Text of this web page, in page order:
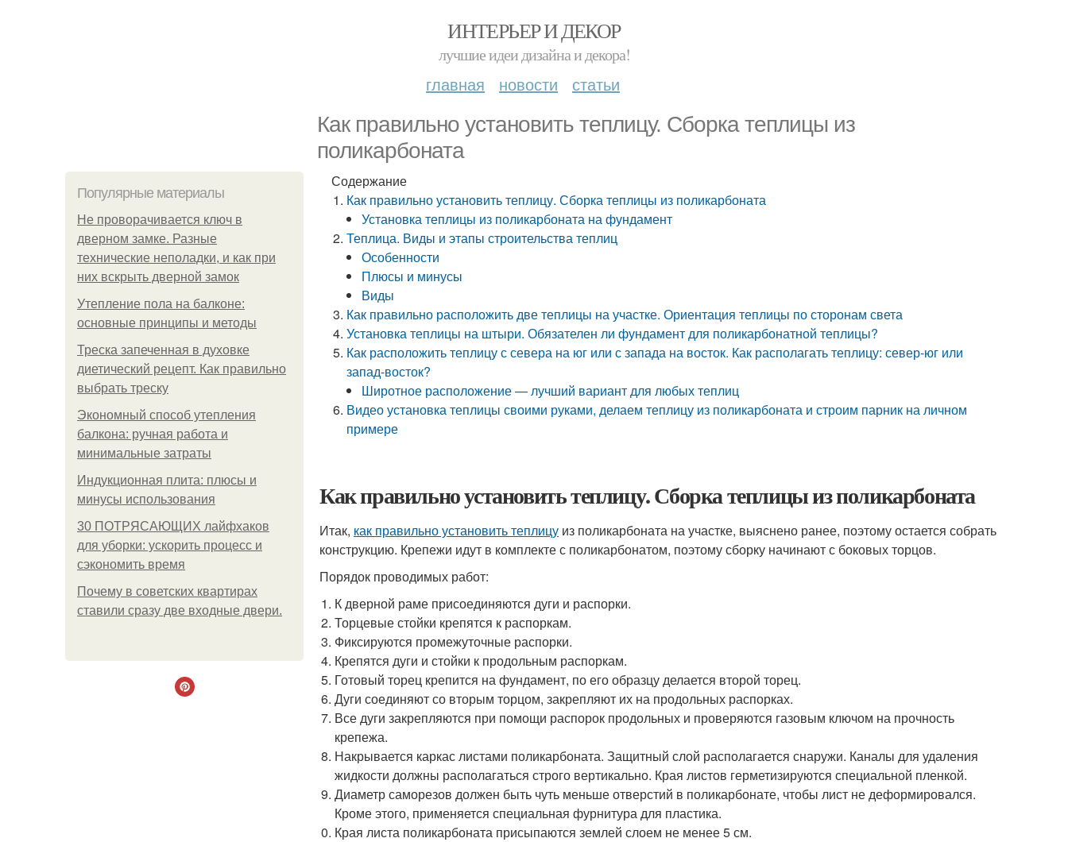
ИНТЕРЬЕР И ДЕКОР
лучшие идеи дизайна и декора!
главная новости статьи
Как правильно установить теплицу. Сборка теплицы из
поликарбоната
Популярные материалы
Не проворачивается ключ в
дверном замке. Разные
технические неполадки, и как при
них вскрыть дверной замок
Утепление пола на балконе:
основные принципы и методы
Треска запеченная в духовке
диетический рецепт. Как правильно
выбрать треску
Экономный способ утепления
балкона: ручная работа и
минимальные затраты
Индукционная плита: плюсы и
минусы использования
30 ПОТРЯСАЮЩИХ лайфхаков
для уборки: ускорить процесс и
сэкономить время
Почему в советских квартирах
ставили сразу две входные двери.
Содержание
Как правильно установить теплицу. Сборка теплицы из поликарбоната
Установка теплицы из поликарбоната на фундамент
Теплица. Виды и этапы строительства теплиц
Особенности
Плюсы и минусы
Виды
Как правильно расположить две теплицы на участке. Ориентация теплицы по сторонам света
Установка теплицы на штыри. Обязателен ли фундамент для поликарбонатной теплицы?
Как расположить теплицу с севера на юг или с запада на восток. Как располагать теплицу: север-юг или
запад-восток?
Широтное расположение — лучший вариант для любых теплиц
Видео установка теплицы своими руками, делаем теплицу из поликарбоната и строим парник на личном
примере
Как правильно установить теплицу. Сборка теплицы из поликарбоната
Итак, как правильно установить теплицу из поликарбоната на участке, выяснено ранее, поэтому остается собрать
конструкцию. Крепежи идут в комплекте с поликарбонатом, поэтому сборку начинают с боковых торцов.
Порядок проводимых работ:
К дверной раме присоединяются дуги и распорки.
Торцевые стойки крепятся к распоркам.
Фиксируются промежуточные распорки.
Крепятся дуги и стойки к продольным распоркам.
Готовый торец крепится на фундамент, по его образцу делается второй торец.
Дуги соединяют со вторым торцом, закрепляют их на продольных распорках.
Все дуги закрепляются при помощи распорок продольных и проверяются газовым ключом на прочность
крепежа.
Накрывается каркас листами поликарбоната. Защитный слой располагается снаружи. Каналы для удаления
жидкости должны располагаться строго вертикально. Края листов герметизируются специальной пленкой.
Диаметр саморезов должен быть чуть меньше отверстий в поликарбонате, чтобы лист не деформировался.
Кроме этого, применяется специальная фурнитура для пластика.
Края листа поликарбоната присыпаются землей слоем не менее 5 см.